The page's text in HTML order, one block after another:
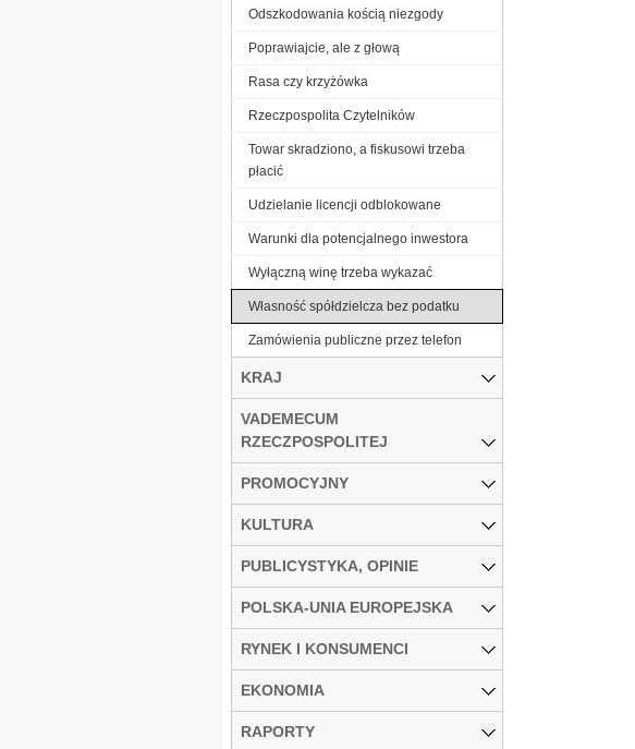
Odszkodowania kością niezgody
Poprawiajcie, ale z głową
Rasa czy krzyżówka
Rzeczpospolita Czytelników
Towar skradziono, a fiskusowi trzeba
płacić
Udzielanie licencji odblokowane
Warunki dla potencjalnego inwestora
Wyłączną winę trzeba wykazać
Własność spółdzielcza bez podatku
Zamówienia publiczne przez telefon
KRAJ
VADEMECUM
RZECZPOSPOLITEJ
PROMOCYJNY
KULTURA
PUBLICYSTYKA, OPINIE
POLSKA-UNIA EUROPEJSKA
RYNEK I KONSUMENCI
EKONOMIA
RAPORTY